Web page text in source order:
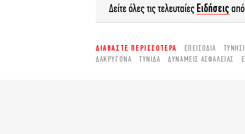
Δείτε όλες τις τελευταίες Ειδήσεις
ΔΙΑΒΑΣΤΕ ΠΕΡΙΣΣΟΤΕΡΑ ΕΠΕΙΣΟΔΙΑ
ΔΑΚΡΥΓΌΝΑ
ΤΎΝΙΔΑ ΔΥΝΆΜΕΙΣ ΑΣΦΑΛΕΊΑΣ